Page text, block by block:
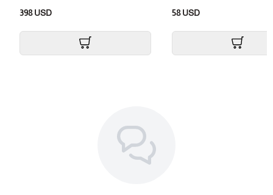
398 USD
58 USD